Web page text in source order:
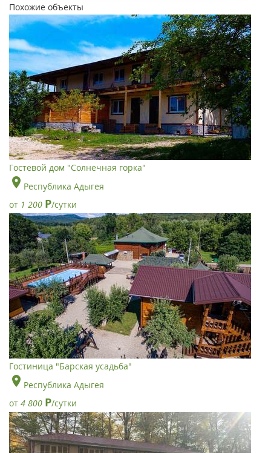
Похожие объекты
Гостевой дом "Солнечная горка"
Республика Адыгея
от 1 200 Р/сутки
Гостиница "Барская усадьба"
Республика Адыгея
от 4 800 Р/сутки